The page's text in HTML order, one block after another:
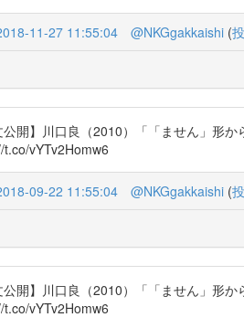
11-27 11:55:04 @NKGgakkaishi (
公開】川口良（2010）「「ません」形
t.co/vYTv2Homw6
09-22 11:55:04 @NKGgakkaishi (
公開】川口良（2010）「「ません」形
t.co/vYTv2Homw6